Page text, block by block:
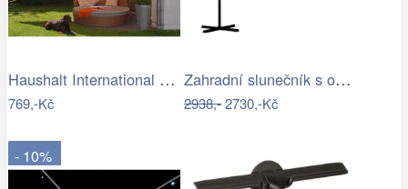
Haushalt International Stínící…
769,-Kč
Zahradní slunečník s osvětlením PL-882,…
2938,-2730,-Kč
- 10%